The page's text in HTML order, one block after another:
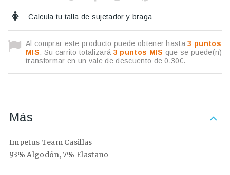
Calcula tu talla de sujetador y braga
Al comprar este producto puede obtener hasta3 puntos
MIS. Su carrito totalizará 3 puntos MIS que se puede(n)
transformar en un vale de descuento de0,30€.
Más
Impetus Team Casillas
93% Algodón, 7% Elastano